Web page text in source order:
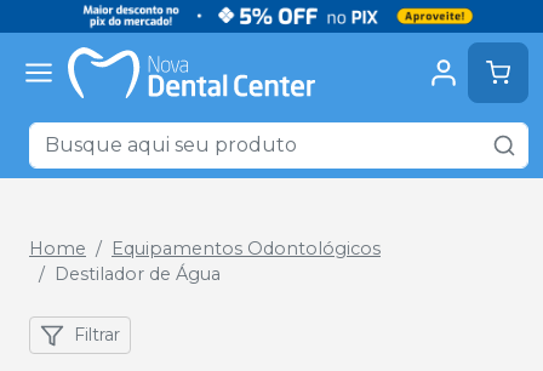
Home
Equipamentos Odontológicos
Destilador de Água
Filtrar